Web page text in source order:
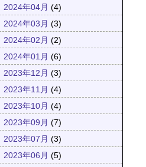
2024年04月 (4)
2024年03月 (3)
2024年02月 (2)
2024年01月 (6)
2023年12月 (3)
2023年11月 (4)
2023年10月 (4)
2023年09月 (7)
2023年07月 (3)
2023年06月 (5)